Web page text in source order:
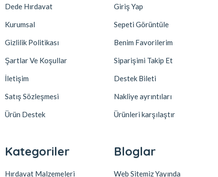
Dede Hırdavat
Kurumsal
Gizlilik Politikası
Şartlar Ve Koşullar
İletişim
Satış Sözleşmesi
Ürün Destek
Giriş Yap
Sepeti Görüntüle
Benim Favorilerim
Siparişimi Takip Et
Destek Bileti
Nakliye ayrıntıları
Ürünleri karşılaştır
Kategoriler
Hırdavat Malzemeleri
Bloglar
Web Sitemiz Yayında